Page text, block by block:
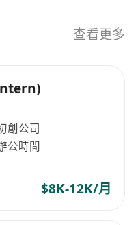
涵盖技术、生命科
支持、会计与财务、
够满足不同行业和
不仅提供招聘
和执行搜索服务。
Talent
决方案，为雇主和求
Mckinley深知多样
性，因此承诺推动
查看更多
創公司
公時間
$8K-12K/月